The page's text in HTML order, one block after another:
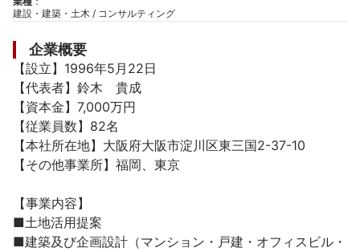
建設・建築・土木 / コンサルティング
企業概要
【設立】1996年5月22日
【代表者】鈴木　貴成
【資本金】7,000万円
【従業員数】82名
【本社所在地】大阪府大阪市淀川区東三国2-37-10
【その他事業所】福岡、東京
【事業内容】
■土地活用提案
■建築及び企画設計（マンション・戸建・オフィスビル・